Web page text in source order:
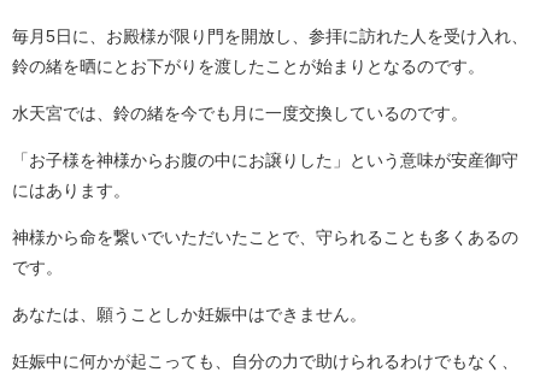
毎月5日に、お殿様が限り門を開放し、参拝に訪れた人を受け入れ、
鈴の緒を晒にとお下がりを渡したことが始まりとなるのです。
水天宮では、鈴の緒を今でも月に一度交換しているのです。
「お子様を神様からお腹の中にお譲りした」という意味が安産御守
にはあります。
神様から命を繋いでいただいたことで、守られることも多くあるの
です。
あなたは、願うことしか妊娠中はできません。
妊娠中に何かが起こっても、自分の力で助けられるわけでもなく、